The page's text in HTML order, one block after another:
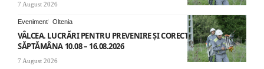
7 August 2026
Eveniment Oltenia
VÂLCEA. LUCRĂRI PENTRU PREVENIRE ȘI CORECTARE AVARII –
SĂPTĂMÂNA 10.08 – 16.08.2026
7 August 2026